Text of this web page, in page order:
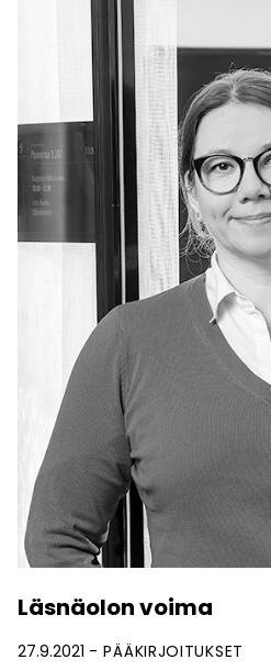
Läsnäolon voima
27.9.2021 PÄÄKIRJOITUKSET